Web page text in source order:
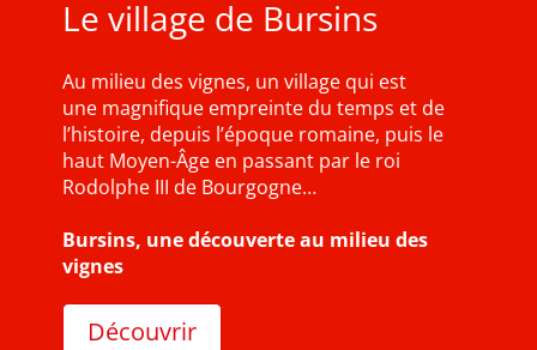
Le village de Bursins
Au milieu des vignes, un village qui est
une magnifique empreinte du temps et de
l’histoire, depuis l’époque romaine, puis le
haut Moyen-Âge en passant par le roi
Rodolphe III de Bourgogne…
Bursins, une découverte au milieu des
vignes
Découvrir